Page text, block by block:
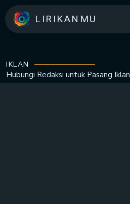
LIRIKANMU
IKLAN
Hubungi Redaksi untuk Pasang Iklan